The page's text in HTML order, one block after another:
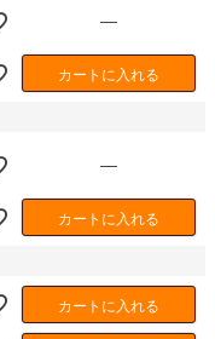
—
カートに入れる
—
カートに入れる
カートに入れる